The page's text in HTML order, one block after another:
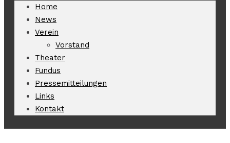
Home
News
Verein
Vorstand
Theater
Fundus
Pressemitteilungen
Links
Kontakt